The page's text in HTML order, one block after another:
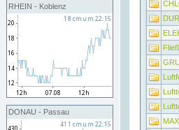
RHEIN - Koblenz
DONAU - Passau